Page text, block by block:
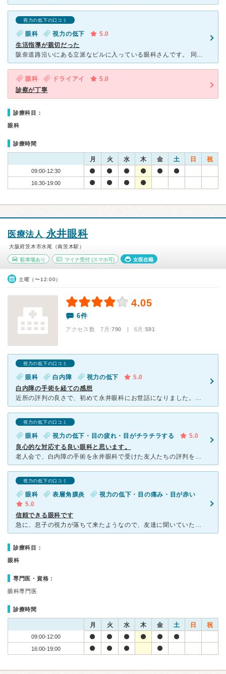
視力の低下の口コミ
眼科 視力の低下
5.0
生活指導が親切だった
阪奈道路沿いにある立派なビルに入っている眼科さんです。 同じビルと隣のビルに「井上産婦人科」と「井上歯科」があり、おそらくご家族さんのクリニックではないかと思われます。 医院長先生は男性の
眼科 ドライアイ
5.0
診察が丁寧
診療科目：
眼科
診療時間
月 火 水 木 金 土 日 祝
09:00-12:30
16:30-19:00
医療法人 永井眼科
大阪府茨木市水尾（南茨木駅）
駐車場あり マイナ受付(スマホ可) 女医在籍
土曜（〜12:00）
4.05
6件
アクセス数 7月:790 | 6月:591
視力の低下の口コミ
眼科 白内障 視力の低下
5.0
白内障の手術を経ての感想
近所の評判の良さで、初めて永井眼科にお世話になりました。先生、スタッフの対応も良く、最後まで安心してお任せ出来ました。 誠実な先生で、手術もスムーズに運びました。 スタッフの皆さんもてきぱきと動かれ、
視力の低下の口コミ
眼科 視力の低下・目の疲れ・目がチラチラする
5.0
良心的な対応する良い眼科と思います。
老人会で、白内障の手術を永井眼科で受けた友人たちの評判を聞いて、いきました。評判通り、丁寧、親切に対応してくれました。手術は、あっという間に終わり、痛みもなく。視力も、若いころの視力にもどり、満足して
視力の低下の口コミ
眼科 表層角膜炎
視力の低下・目の痛み・目が赤い
5.0
信頼できる眼科です
急に、息子の視力が落ちて来たようなので、友達に聞いていた永井眼科に連れて行きました。実は、他眼科でアレルギー性結膜炎と言われ、目薬をさしていたのですが、息子の黒目が、白くなってきたので慌てました。「角
診療科目：
眼科
専門医・資格：
眼科専門医
診療時間
月 火 水 木 金 土 日 祝
09:00-12:00
16:00-19:00